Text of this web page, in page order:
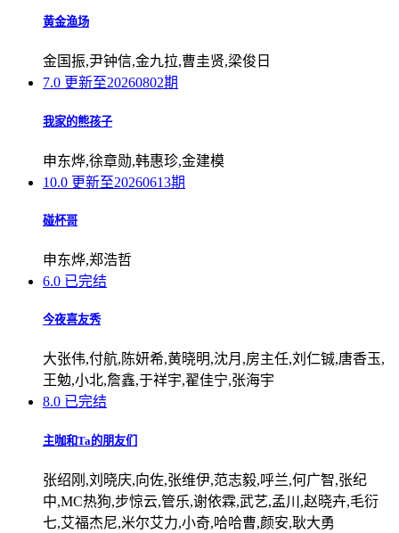
黄金渔场
金国振,尹钟信,金九拉,曹圭贤,梁俊日
7.0 更新至20260802期
我家的熊孩子
申东烨,徐章勋,韩惠珍,金建模
10.0 更新至20260613期
碰杯哥
申东烨,郑浩哲
6.0 已完结
今夜喜友秀
大张伟,付航,陈妍希,黄晓明,沈月,房主任,刘仁铖,唐香玉,
王勉,小北,詹鑫,于祥宇,翟佳宁,张海宇
8.0 已完结
主咖和Ta的朋友们
张绍刚,刘晓庆,向佐,张维伊,范志毅,呼兰,何广智,张纪
中,MC热狗,步惊云,管乐,谢依霖,武艺,孟川,赵晓卉,毛衍
七,艾福杰尼,米尔艾力,小奇,哈哈曹,颜安,耿大勇